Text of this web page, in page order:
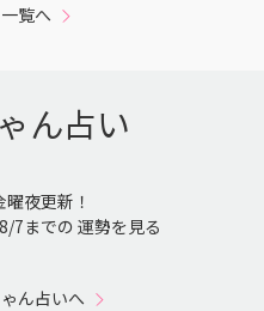
覧へ
ん占い
曜夜更新！
7までの 運勢を見る
ん占いへ